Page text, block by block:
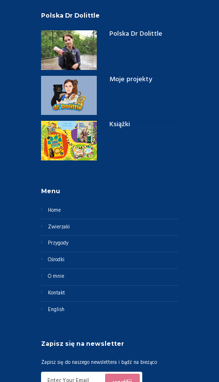
Polska Dr Dolittle
Polska Dr Dolittle
Moje projekty
Książki
Menu
Home
Zwierzaki
Przygody
Ośrodki
O mnie
Kontakt
English
Zapisz się na newsletter
Zapisz się do naszego newslettera i bądź na bieżąco